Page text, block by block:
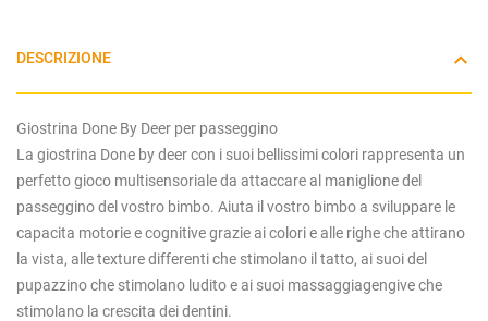
DESCRIZIONE
Giostrina Done By Deer per passeggino
La giostrina Done by deer con i suoi bellissimi colori rappresenta un
perfetto gioco multisensoriale da attaccare al maniglione del
passeggino del vostro bimbo. Aiuta il vostro bimbo a sviluppare le
capacita motorie e cognitive grazie ai colori e alle righe che attirano
la vista, alle texture differenti che stimolano il tatto, ai suoi del
pupazzino che stimolano ludito e ai suoi massaggiagengive che
stimolano la crescita dei dentini.